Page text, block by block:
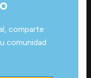
comparte
comunidad